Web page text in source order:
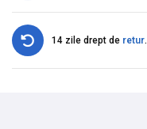
14 zile drept de retur.